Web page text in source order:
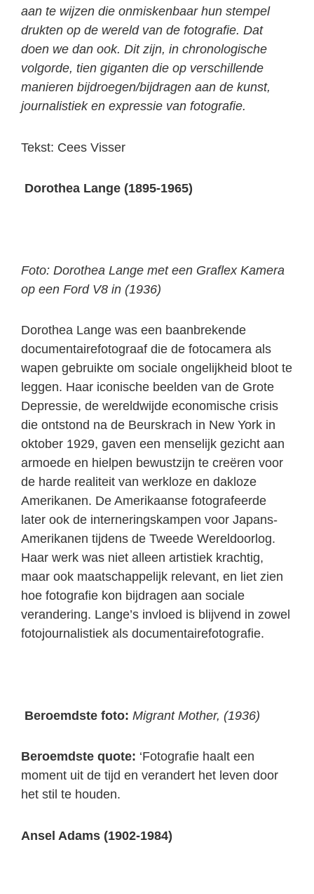
aan te wijzen die onmiskenbaar hun stempel
drukten op de wereld van de fotografie. Dat
doen we dan ook. Dit zijn, in chronologische
volgorde, tien giganten die op verschillende
manieren bijdroegen/bijdragen aan de kunst,
journalistiek en expressie van fotografie.
Tekst: Cees Visser
Dorothea Lange (1895-1965)
Foto: Dorothea Lange met een Graflex Kamera
op een Ford V8 in (1936)
Dorothea Lange was een baanbrekende
documentairefotograaf die de fotocamera als
wapen gebruikte om sociale ongelijkheid bloot te
leggen. Haar iconische beelden van de Grote
Depressie, de wereldwijde economische crisis
die ontstond na de Beurskrach in New York in
oktober 1929, gaven een menselijk gezicht aan
armoede en hielpen bewustzijn te creëren voor
de harde realiteit van werkloze en dakloze
Amerikanen. De Amerikaanse fotografeerde
later ook de interneringskampen voor Japans-
Amerikanen tijdens de Tweede Wereldoorlog.
Haar werk was niet alleen artistiek krachtig,
maar ook maatschappelijk relevant, en liet zien
hoe fotografie kon bijdragen aan sociale
verandering. Lange’s invloed is blijvend in zowel
fotojournalistiek als documentairefotografie.
Beroemdste foto: Migrant Mother, (1936)
Beroemdste quote: ‘Fotografie haalt een
moment uit de tijd en verandert het leven door
het stil te houden.
Ansel Adams (1902-1984)